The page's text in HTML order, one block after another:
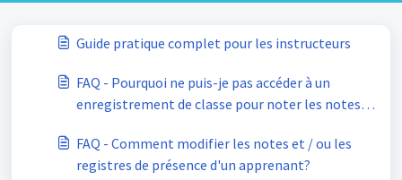
Guide pratique complet pour les instructeurs
FAQ - Pourquoi ne puis-je pas accéder à un
enregistrement de classe pour noter les notes
FAQ - Comment modifier les notes et / ou les
registres de présence d'un apprenant?